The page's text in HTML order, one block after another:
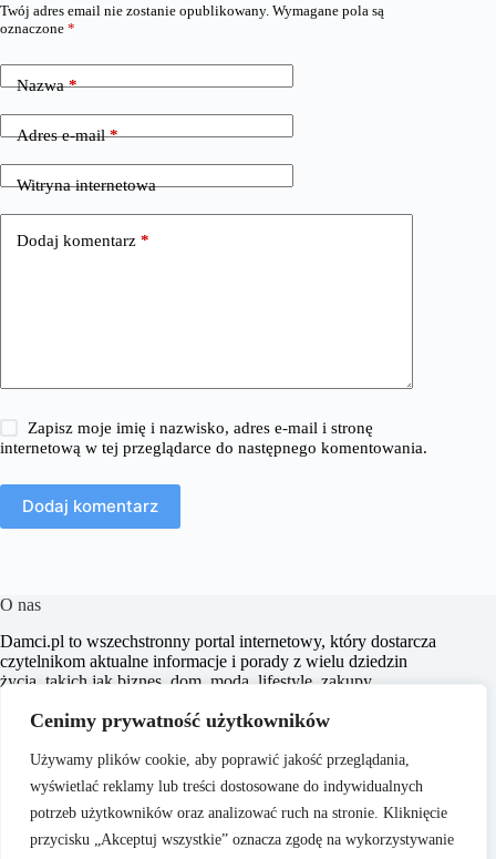
Cenimy prywatność użytkowników
Używamy plików cookie, aby poprawić jakość przeglądania,
wyświetlać reklamy lub treści dostosowane do indywidualnych
potrzeb użytkowników oraz analizować ruch na stronie. Kliknięcie
przycisku „Akceptuj wszystkie” oznacza zgodę na wykorzystywanie
Twój adres email nie zostanie opublikowany. Wymagane pola są
oznaczone *
Nazwa*
Adres e-mail*
Witryna internetowa
Dodaj komentarz *
Zapisz moje imię i nazwisko, adres e-mail i stronę
internetową w tej przeglądarce do następnego komentowania.
Dodaj komentarz
O nas
​Damci.pl to wszechstronny portal internetowy, który dostarcza
czytelnikom aktualne informacje i porady z wielu dziedzin
życia, takich jak biznes, dom, moda, lifestyle, zakupy,
wspieranie użytkowników w podejmowaniu świadomych